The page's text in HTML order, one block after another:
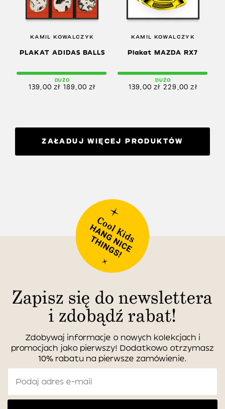
KAMIL KOWALCZYK
PLAKAT ADIDAS BALLS
DUŻO
139,00zł 189,00zł
KAMIL KOWALCZYK
Plakat MAZDA RX7
DUŻO
139,00zł 229,00zł
ZAŁADUJ WIĘCEJ PRODUKTÓW
Zapisz się do newslettera
i zdobądź rabat!
Zdobywaj informacje o nowych kolekcjach i
promocjach jako pierwszy! Dodatkowo otrzymasz
10% rabatu na pierwsze zamówienie.